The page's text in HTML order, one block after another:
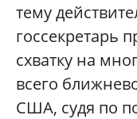
тему
госсекретарь
схватку на
всего
США, судя по